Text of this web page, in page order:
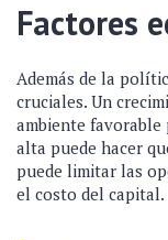
Factores
Además de la
cruciales. Un
ambiente
alta puede hacer
puede limitar las
el costo del capital.